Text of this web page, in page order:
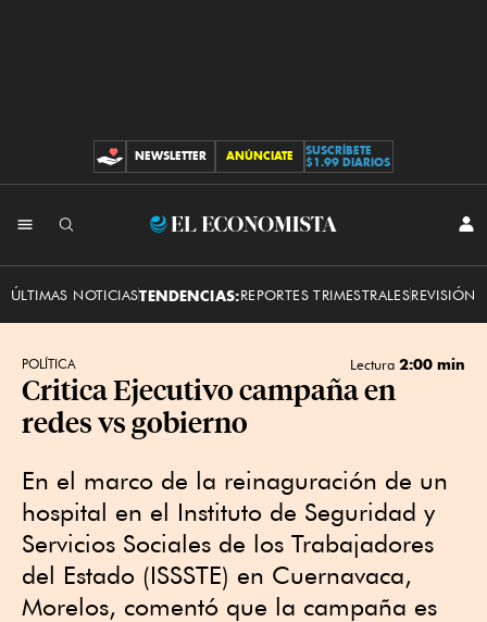
CONTRIBUCIONES
NEWSLETTER ANÚNCIATE
SUSCRÍBETE
$1.99 DIARIOS
El
ÚLTIMAS NOTICIASTENDENCIAS:REPORTES TRIMESTRALESREVISIÓN
POLÍTICA Lectura 2:00 min
Critica Ejecutivo campaña en
redes vs gobierno
En el marco de la reinaguración de un
hospital en el Instituto de Seguridad y
Servicios Sociales de los Trabajadores
del Estado (ISSSTE) en Cuernavaca,
Morelos, comentó que la campaña es